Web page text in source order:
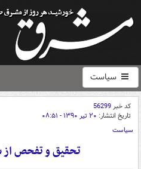
سیاست
کد خبر56299
تاریخ انتشار: ۲۰ تیر ۱۳۹۰ - ۰۸:۵۱
سیاست
تحقیق و تفحص از